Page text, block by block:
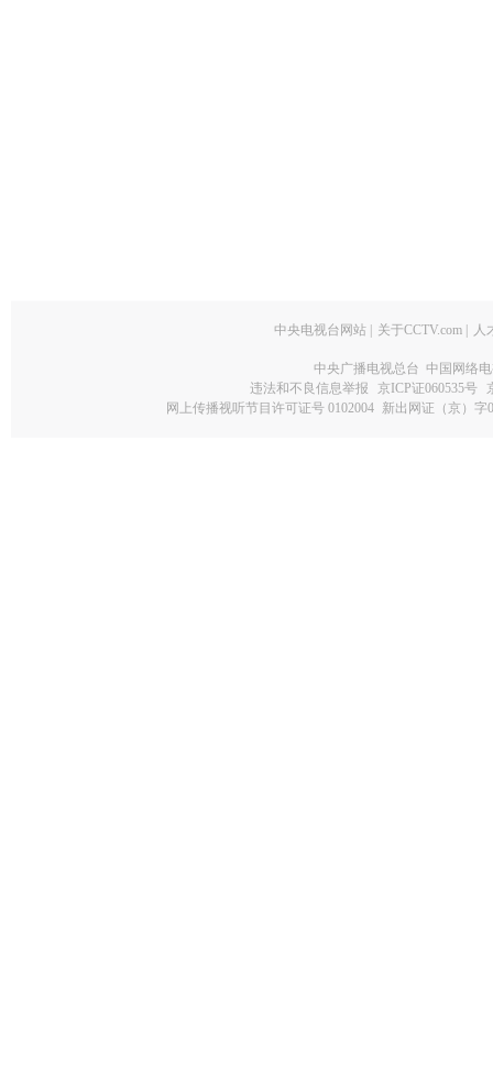
中央电视台网站 关于CCTV.com 人
中央广播电视总台 中国网络
违法和不良信息举报
京ICP证060535号
网上传播视听节目许可证号 0102004 新出网证（京）